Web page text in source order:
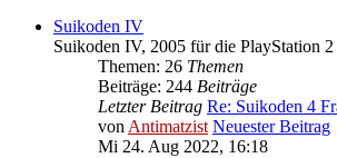
Suikoden IV
Suikoden IV, 2005 für die PlayStation
Themen: 26 Themen
Beiträge: 244 Beiträge
Letzter Beitrag Re: Suikoden 4
vonAntimatzist Neuester Beitrag
Mi 24. Aug 2022, 16:18